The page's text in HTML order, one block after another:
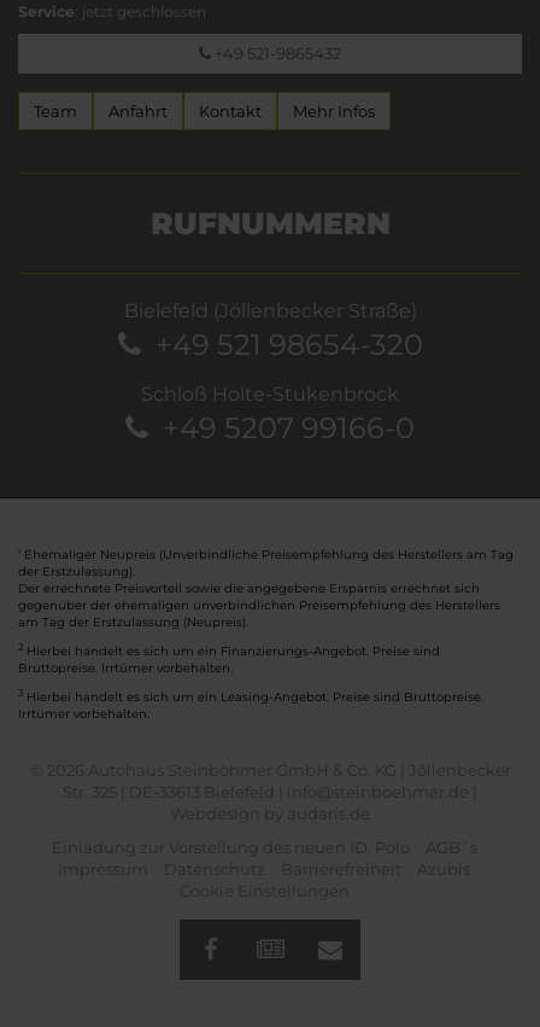
Service: jetzt geschlossen
+49 521-9865432
Team Anfahrt Kontakt Mehr Infos
RUFNUMMERN
Bielefeld (Jöllenbecker Straße)
+49 521 98654-320
Schloß Holte-Stukenbrock
+49 5207 99166-0
Ehemaliger Neupreis (Unverbindliche Preisempfehlung des Herstellers am Tag
der Erstzulassung).
Der errechnete Preisvorteil sowie die angegebene Ersparnis errechnet sich
gegenüber der ehemaligen unverbindlichen Preisempfehlung des Herstellers
am Tag der Erstzulassung (Neupreis).
2 Hierbei handelt es sich um ein Finanzierungs-Angebot. Preise sind
Bruttopreise. Irrtümer vorbehalten.
3 Hierbei handelt es sich um ein Leasing-Angebot. Preise sind Bruttopreise.
Irrtümer vorbehalten.
© 2026 Autohaus Steinböhmer GmbH & Co. KG | Jöllenbecker
Str. 325 | DE-33613 Bielefeld | info@steinboehmer.de |
Webdesign by audaris.de
Einladung zur Vorstellung des neuen ID. Polo
AGB´s
Impressum
Datenschutz Barrierefreiheit
Azubis
Cookie Einstellungen